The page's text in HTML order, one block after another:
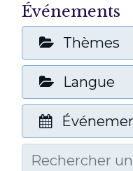
Événements
Thèmes
Langue